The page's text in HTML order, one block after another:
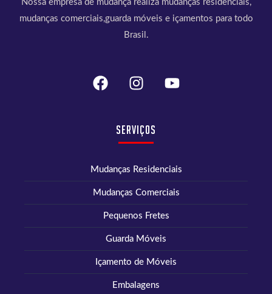
Nossa empresa de mudança realiza mudanças residenciais,
mudanças comerciais,guarda móveis e içamentos para todo
Brasil.
Serviços
Mudanças Residenciais
Mudanças Comerciais
Pequenos Fretes
Guarda Móveis
Içamento de Móveis
Embalagens